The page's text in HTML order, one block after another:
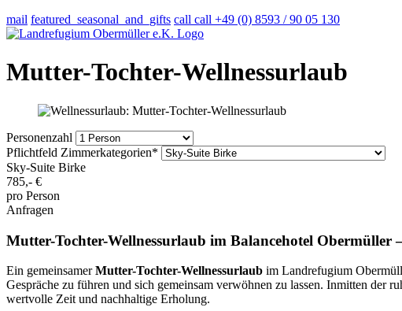
mail featured_seasonal_and_gifts call call +49 (0) 8593 / 90 05 130
Mutter-Tochter-Wellnessurlaub
Personenzahl
Pflichtfeld Zimmerkategorien*
Sky-Suite Birke
785,- €
pro Person
Anfragen
Mutter-Tochter-Wellnessurlaub im Balancehotel Obermüller
Ein gemeinsamerMutter-Tochter-Wellnessurlaub im Landrefugium
Gespräche zu führen und sich gemeinsam verwöhnen zu lassen. Inmitten der
wertvolle Zeit und nachhaltige Erholung.